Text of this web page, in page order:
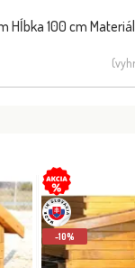
Hĺbka 100 cm
-10%